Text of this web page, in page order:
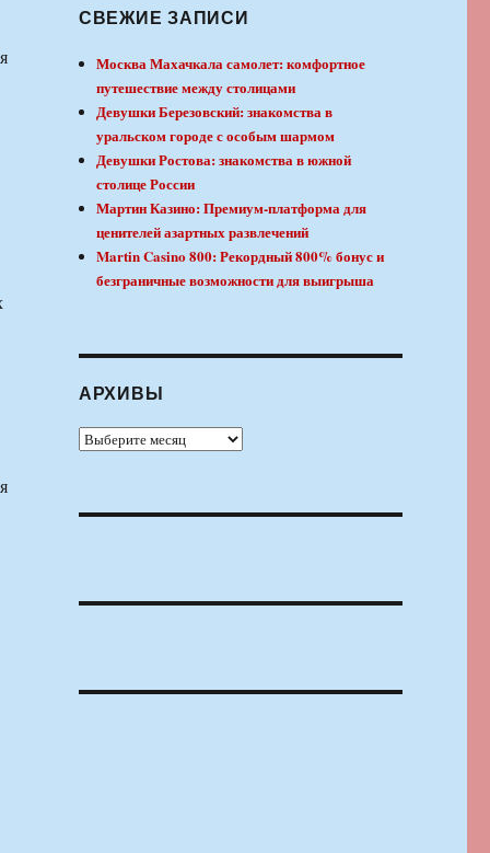
СВЕЖИЕ ЗАПИСИ
Москва Махачкала самолет: комфортное
путешествие между столицами
Девушки Березовский: знакомства в
уральском городе с особым шармом
Девушки Ростова: знакомства в южной
столице России
Мартин Казино: Премиум-платформа для
ценителей азартных развлечений
Martin Casino 800: Рекордный 800% бонус и
безграничные возможности для выигрыша
АРХИВЫ
Архивы